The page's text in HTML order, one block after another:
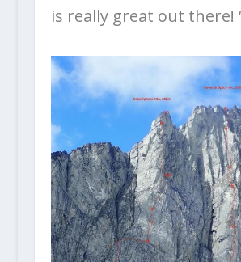
is really great out there!